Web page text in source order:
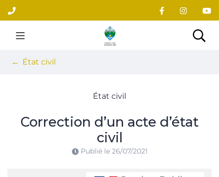
Aller
au
contenu
Site officiel du village
État civil
État civil
Correction d’un acte d’état
civil
Publié le 26/07/2021